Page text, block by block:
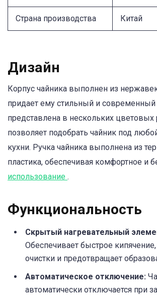
Страна производства Китай
Дизайн
Корпус чайника выполнен из
придает ему стильный и
представлена в нескольких цветовых
позволяет подобрать чайник под
кухни. Ручка чайника выполнена из
пластика, обеспечивая комфортное и
использование .
Функциональность
Скрытый нагревательный
Обеспечивает быстрое кипячение,
очистки и предотвращает
Автоматическое отключение:
автоматически отключается при